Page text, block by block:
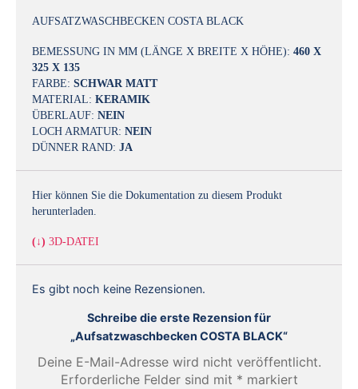
AUFSATZWASCHBECKEN COSTA BLACK
BEMESSUNG IN MM (LÄNGE X BREITE X HÖHE): 460 X
325 X 135
FARBE: SCHWAR MATT
MATERIAL: KERAMIK
ÜBERLAUF: NEIN
LOCH ARMATUR: NEIN
DÜNNER RAND: JA
Hier können Sie die Dokumentation zu diesem Produkt
herunterladen.
(↓) 3D-DATEI
Es gibt noch keine Rezensionen.
Schreibe die erste Rezension für
„Aufsatzwaschbecken COSTA BLACK“
Deine E-Mail-Adresse wird nicht veröffentlicht.
Erforderliche Felder sind mit * markiert